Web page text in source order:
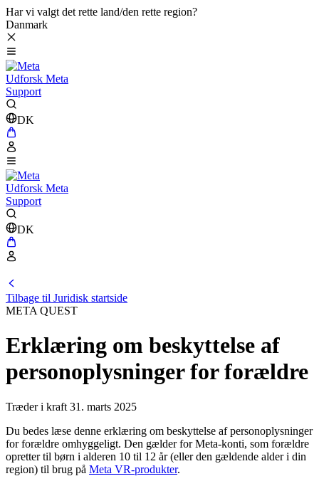
Har vi valgt det rette land/den rette region?
Danmark
Udforsk Meta
Support
DK
Udforsk Meta
Support
DK
Tilbage til Juridisk startside
META QUEST
Erklæring om beskyttelse af
personoplysninger for forældre
Træder i kraft 31. marts 2025
Du bedes læse denne erklæring om beskyttelse af personoplysninger
for forældre omhyggeligt. Den gælder for Meta-konti, som forældre
opretter til børn i alderen 10 til 12 år (eller den gældende alder i din
region) til brug på Meta VR-produkter.